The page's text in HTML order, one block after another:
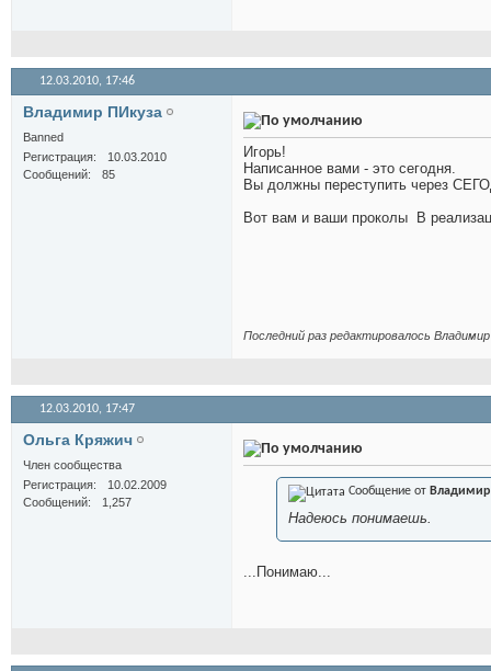
12.03.2010, 17:46
Владимир ПИкуза
Banned
Регистрация
10.03.2010
Сообщений
85
Игорь!
Написанное вами - это сегодня.
Вы должны переступить через
Вот вам и ваши проколы
В
Последний раз редактировалось
12.03.2010, 17:47
Ольга Кряжич
Член сообщества
Регистрация
10.02.2009
Сообщений
1,257
Сообщение от
Надеюсь понимаешь.
...Понимаю...